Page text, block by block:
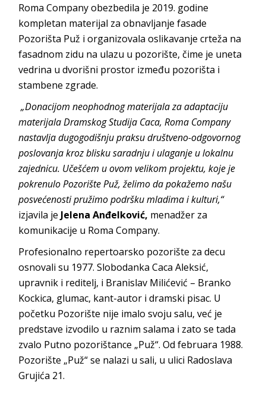
Roma Company obezbedila je 2019. godine
kompletan materijal za obnavljanje fasade
Pozorišta Puž i organizovala oslikavanje crteža na
fasadnom zidu na ulazu u pozorište, čime je uneta
vedrina u dvorišni prostor između pozorišta i
stambene zgrade.
„Donacijom neophodnog materijala za adaptaciju
materijala Dramskog Studija Caca, Roma Company
nastavlja dugogodišnju praksu društveno-odgovornog
poslovanja kroz blisku saradnju i ulaganje u lokalnu
zajednicu. Učešćem u ovom velikom projektu, koje je
pokrenulo Pozorište Puž,želimo da pokažemo našu
posvećenosti pružimo podršku mladima i kulturi,“
izjavila je Jelena Anđelković, menadžer za
komunikacije u Roma Company.
Profesionalno repertoarsko pozorište za decu
osnovali su 1977. Slobodanka Caca Aleksić,
upravnik i reditelj, i Branislav Milićević – Branko
Kockica, glumac, kant-autor i dramski pisac. U
početku Pozorište nije imalo svoju salu, već je
predstave izvodilo u raznim salama i zato se tada
zvalo Putno pozorištance „Puž“. Od februara 1988.
Pozorište „Puž“ se nalazi u sali, u ulici Radoslava
Grujića 21.